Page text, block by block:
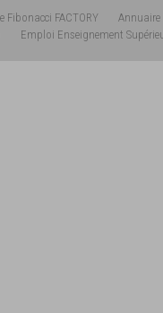
Fibonacci FACTORY
Annuaire
Emploi Enseignement